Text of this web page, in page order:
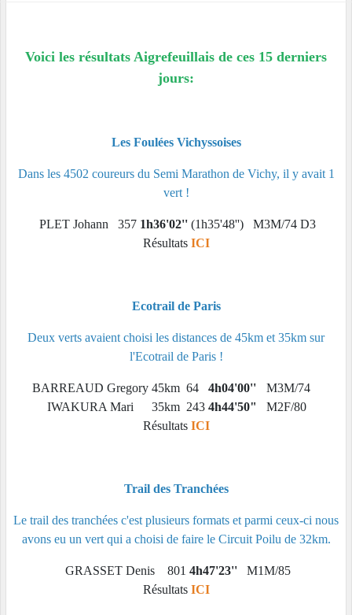
Voici les résultats Aigrefeuillais de ces 15 derniers
jours:
Les Foulées Vichyssoises
Dans les 4502 coureurs du Semi Marathon de Vichy, il y avait 1
vert !
PLET Johann 357 1h36'02'' (1h35'48'') M3M/74 D3
Résultats ICI
Ecotrail de Paris
Deux verts avaient choisi les distances de 45km et 35km sur
l'Ecotrail de Paris !
BARREAUD Gregory 45km 64 4h04'00''
M3M/74
IWAKURA Mari
35km 243 4h44'50"
M2F/80
Résultats ICI
Trail des Tranchées
Le trail des tranchées c'est plusieurs formats et parmi ceux-ci nous
avons eu un vert qui a choisi de faire le Circuit Poilu de 32km.
GRASSET Denis 801 4h47'23''
M1M/85
Résultats ICI